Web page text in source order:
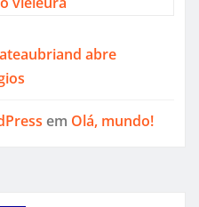
abre
em Olá, mundo!